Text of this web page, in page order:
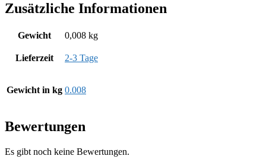
Zusätzliche Informationen
Gewicht 0,008 kg
Lieferzeit 2-3 Tage
Gewicht in kg 0.008
Bewertungen
Es gibt noch keine Bewertungen.